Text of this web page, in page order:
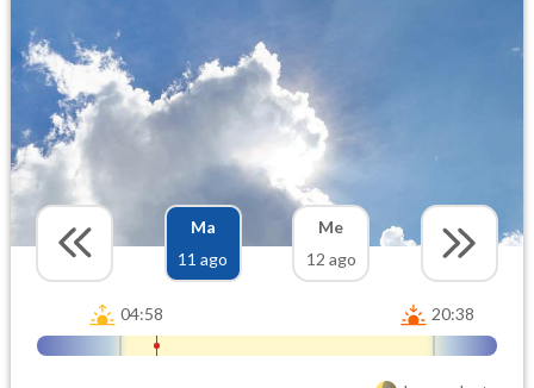
Ma
11 ago
Me
12 ago
04:58 20:38